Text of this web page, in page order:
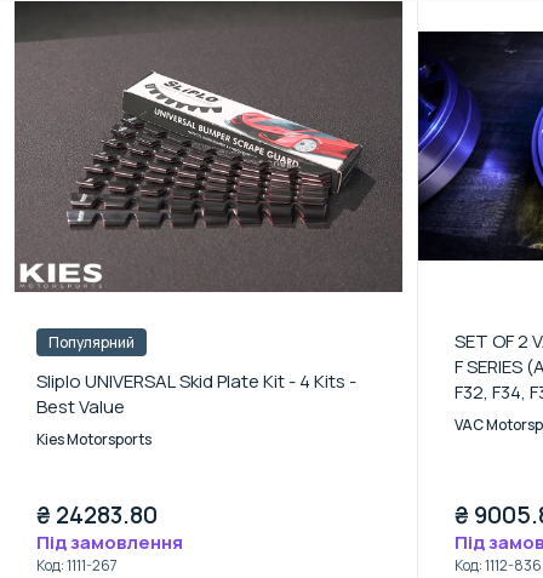
Популярний
Sliplo UNIVERSAL Skid Plate Kit - 4 Kits -
Best Value
Kies Motorsports
₴ 24283.80
Під замовлення
Код:1111-267
SET OF 2
F SERIES
F32, F34,
VAC
₴
Під
Код:1112-836